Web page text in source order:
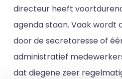
directeur heeft
agenda staan. Vaak wordt
door de secretaresse of
administratief
dat diegene zeer